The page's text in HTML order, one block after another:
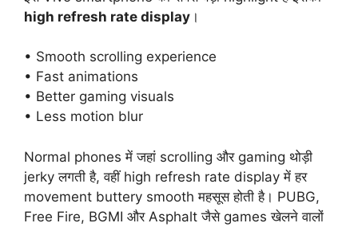
high refresh rate display ।
• Smooth scrolling experience
• Fast animations
• Better gaming visuals
• Less motion blur
Normal phones में जहां scrolling और gaming थोड़ी
jerky लगती है, वहीं high refresh rate display में हर
movement buttery smooth महसूस होती है। PUBG,
Free Fire, BGMI और Asphalt जैसे games खेलने वालों